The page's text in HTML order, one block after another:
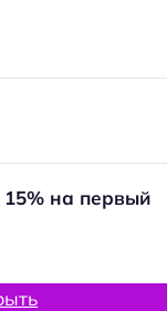
на первый